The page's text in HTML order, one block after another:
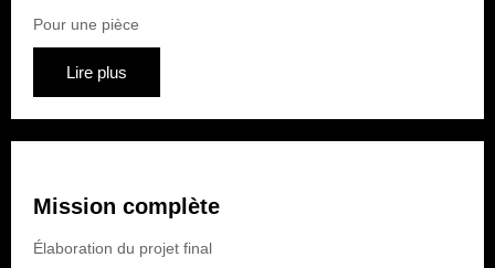
Pour une pièce
Lire plus
Mission complète
Élaboration du projet final